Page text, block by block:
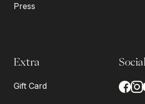
Press
Extra
Gift Card
Social